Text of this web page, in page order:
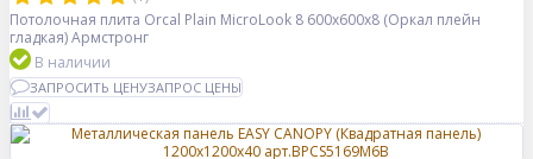
Потолочная плита Orcal Plain MicroLook 8 600x600x8 (Оркал плейн
гладкая) Армстронг
В наличии
ЗАПРОСИТЬ ЦЕНУЗАПРОС ЦЕНЫ